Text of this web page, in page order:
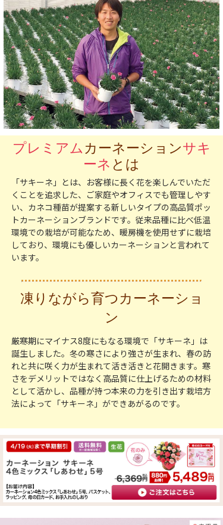
プレミアム カーネーションサキ
ーネ とは
「サキーネ」とは、お客様に長く花を楽しんでいただ
くことを追求した、ご家庭やオフィスでも管理しやす
い、カネコ種苗が提案する新しいタイプの高品質ポッ
トカーネーションブランドです。従来品種に比べ低温
環境での栽培が可能なため、暖房機を使用せずに栽培
しており、環境にも優しいカーネーションと言われて
います。
凍りながら育つカーネーショ
ン
厳寒期にマイナス8度にもなる環境で「サキーネ」は
誕生しました。冬の寒さにより強さが生まれ、春の訪
れと共に咲く力が生まれて活き活きと花開きます。寒
さをデメリットではなく高品質に仕上げるための材料
として活かし、品種が持つ本来の力を引き出す栽培方
法によって「サキーネ」ができあがるのです。